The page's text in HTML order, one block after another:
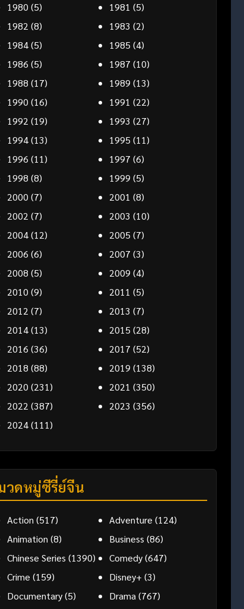
1980 (5) 1981 (5)
1982 (8) 1983 (2)
1984(5) 1985 (4)
1986 (5) 1987 (10)
1988 (17) 1989 (13)
1990 (16) 1991 (22)
1992 (19) 1993 (27)
1994(13) 1995 (11)
1996 (11) 1997 (6)
1998 (8) 1999 (5)
2000 (7) 2001 (8)
2002 (7) 2003 (10)
2004(12) 2005 (7)
2006 (6) 2007 (3)
2008 (5) 2009 (4)
2010 (9) 2011 (5)
2012 (7) 2013 (7)
2014(13) 2015 (28)
2016 (36) 2017 (52)
2018 (88) 2019 (138)
2020 (231) 2021 (350)
2022 (387) 2023 (356)
2024(111)
วดหมู่ซีรี่ย์จีน
Action (517) Adventure (124)
Animation (8) Business (86)
Chinese Series (1390) Comedy(647)
Crime (159) Disney+ (3)
Documentary(5) Drama (767)